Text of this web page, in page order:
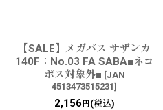
【SALE】メガバス サザンカ
140F：No.03 FA SABA■ネコ
ポス対象外■ [JAN
4513473515231]
2,156 円(税込)